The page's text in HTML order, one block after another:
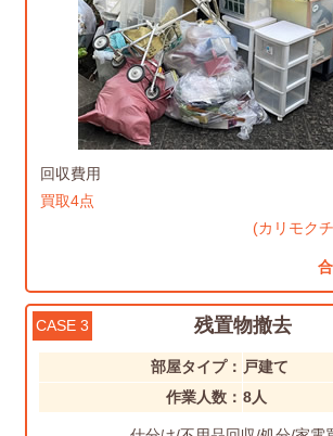
回収費用
買取4点
(カリモク
CASE 3 残置物撤去
部屋タイプ： 戸建て
作業人数： 8人